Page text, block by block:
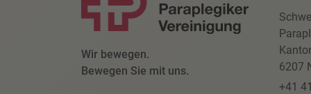
Wir bewegen.
Bewegen Sie mit uns.
6207
+41